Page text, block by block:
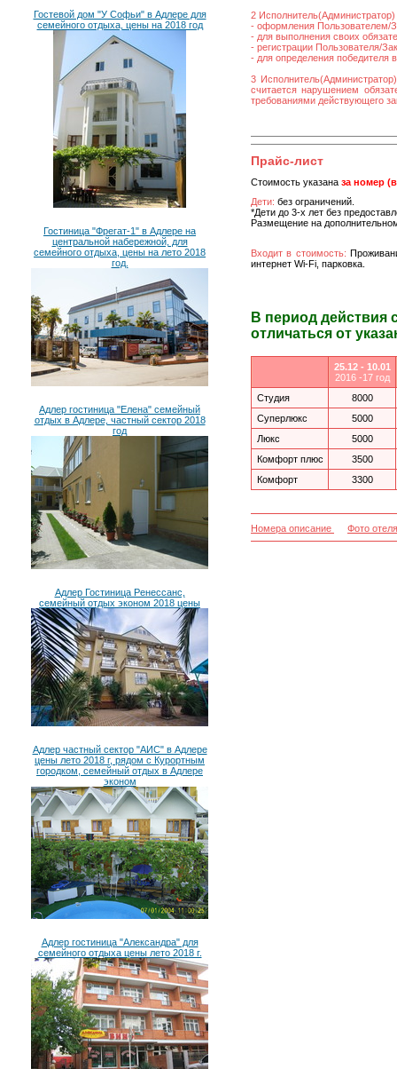
Гостевой дом "У Софьи" в Адлере для
семейного отдыха, цены на 2018 год
Гостиница "Фрегат-1" в Адлере на
центральной набережной, для
семейного отдыха, цены на лето 2018
год.
Адлер гостиница "Елена" семейный
отдых в Адлере, частный сектор 2018
год
Адлер Гостиница Ренессанс,
семейный отдых эконом 2018 цены
Адлер частный сектор "АИС" в Адлере
цены лето 2018 г, рядом с Курортным
городком, семейный отдых в Адлере
эконом
Адлер гостиница "Александра" для
семейного отдыха цены лето 2018 г.
2
- оформления Пользователем/
- для выполнения своих
- регистрации Пользователя/
- для определения победителя
3
считается нарушением
требованиями действующего
Прайс-лист
Стоимость указана за номер
Дети: без ограничений.
*Дети до 3-х лет без
Размещение на
Входит в стоимость:
интернет Wi-Fi, парковка.
В период действия
отличаться от
25.12 - 10.01
2016 -17 год
Студия
8000
Суперлюкс
5000
Люкс
5000
Комфорт плюс
3500
Комфорт
3300
Номера описание Фото отеля